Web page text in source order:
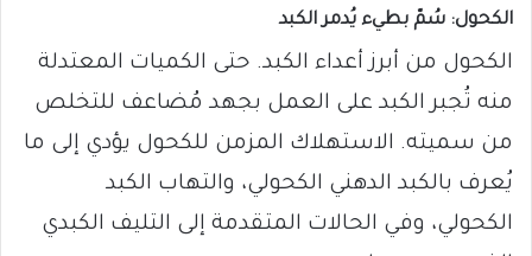
الكحول: سُمّ بطيء يُدمر الكبد
الكحول من أبرز أعداء الكبد. حتى الكميات المعتدلة
منه تُجبر الكبد على العمل بجهد مُضاعف للتخلص
من سميته. الاستهلاك المزمن للكحول يؤدي إلى ما
يُعرف بالكبد الدهني الكحولي، والتهاب الكبد
الكحولي، وفي الحالات المتقدمة إلى التليف الكبدي